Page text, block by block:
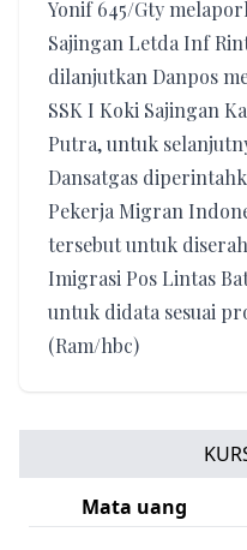
Yonif 645/Gty
Sajingan Letda Inf
dilanjutkan Danpos
SSK I Koki Sajingan
Putra, untuk
Dansatgas
Pekerja Migran
tersebut untuk
Imigrasi Pos Lintas
untuk didata sesuai
(Ram/hbc)
Mata uang